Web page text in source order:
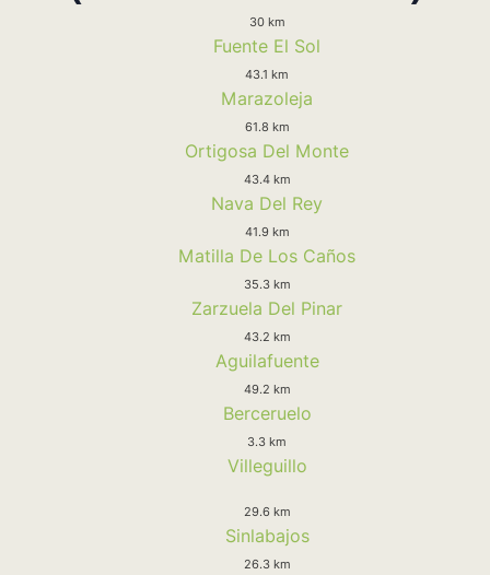
30 km
Fuente El Sol
43.1 km
Marazoleja
61.8 km
Ortigosa Del Monte
43.4 km
Nava Del Rey
41.9 km
Matilla De Los Caños
35.3 km
Zarzuela Del Pinar
43.2 km
Aguilafuente
49.2 km
Berceruelo
3.3 km
Villeguillo
29.6 km
Sinlabajos
26.3 km